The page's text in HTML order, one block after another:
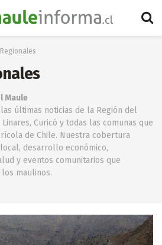
Maule
últimas noticias de la Región del
Curicó y todas las comunas que
de Chile. Nuestra cobertura
desarrollo económico,
y eventos comunitarios que
maulinos.